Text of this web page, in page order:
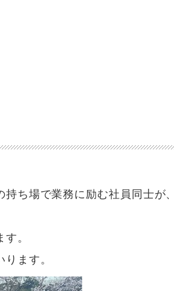
ち場で業務に励む社員同士が
。
ます。